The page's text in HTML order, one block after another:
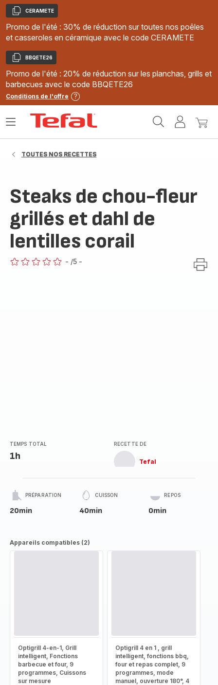
Copier
CERAMETE
Promo de l'été : 30% de réduction sur toutes nos poêles
et casseroles en céramique avec le code CERAMETE
Copier
BBQETE26
Promo de l'été : 20% de réduction sur les planchas, grills et
barbecues avec le code BBQETE26
Conditions de l'offre
MonMon
Ouvrir
TOUTES NOS RECETTES
Steaks de chou-fleur
grillés et dahl de
lentilles corail
- /5 -
TEMPS TOTAL
1h
RECETTE DE
Tefal
PRÉPARATION
20min
CUISSON
40min
REPOS
0min
Appareils compatibles (2)
Optigrill 4-en-1, Grill
intelligent, Fonctions
barbecue et four, 9
programmes, Cuissons
sur mesure
Optigrill 4 en 1 , grill
intelligent, fonctions bbq,
four et repas complet, 9
programmes, mode
manuel, ouverture 180°, 4